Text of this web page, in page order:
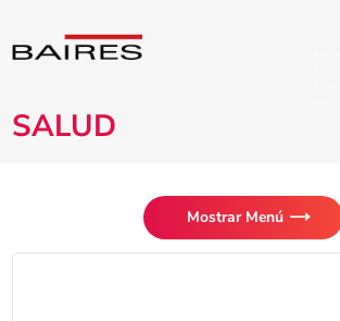
SALUD
Mostrar Menú